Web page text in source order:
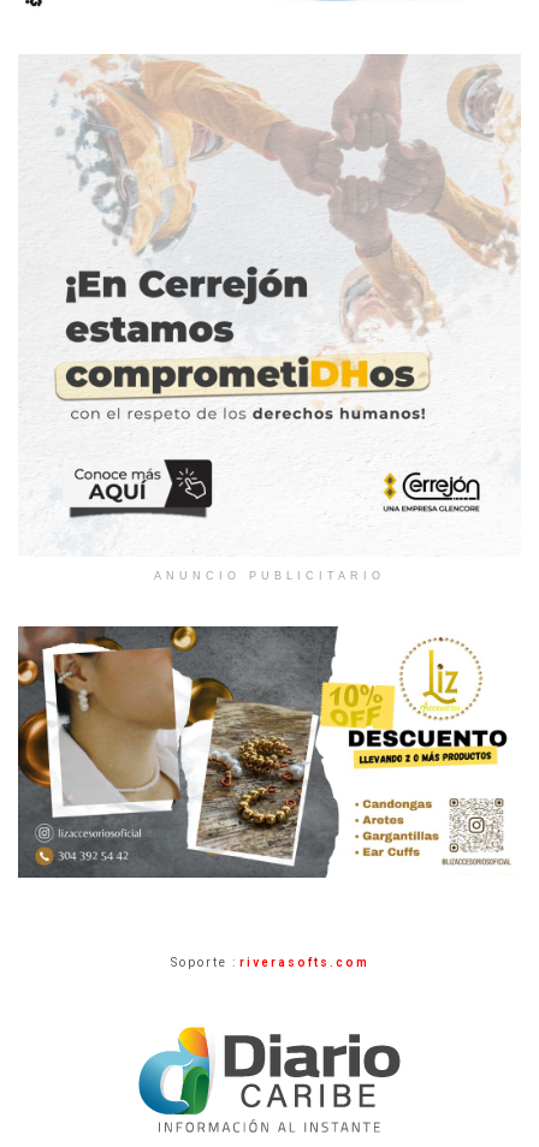
ANUNCIO PUBLICITARIO
Soporte : riverasofts.com